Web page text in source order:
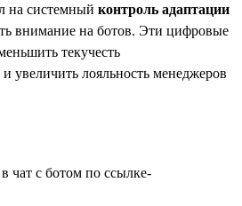
на системный контроль адаптации
внимание на ботов. Эти цифровые
текучесть
увеличить лояльность менеджеров
чат с ботом по ссылке-